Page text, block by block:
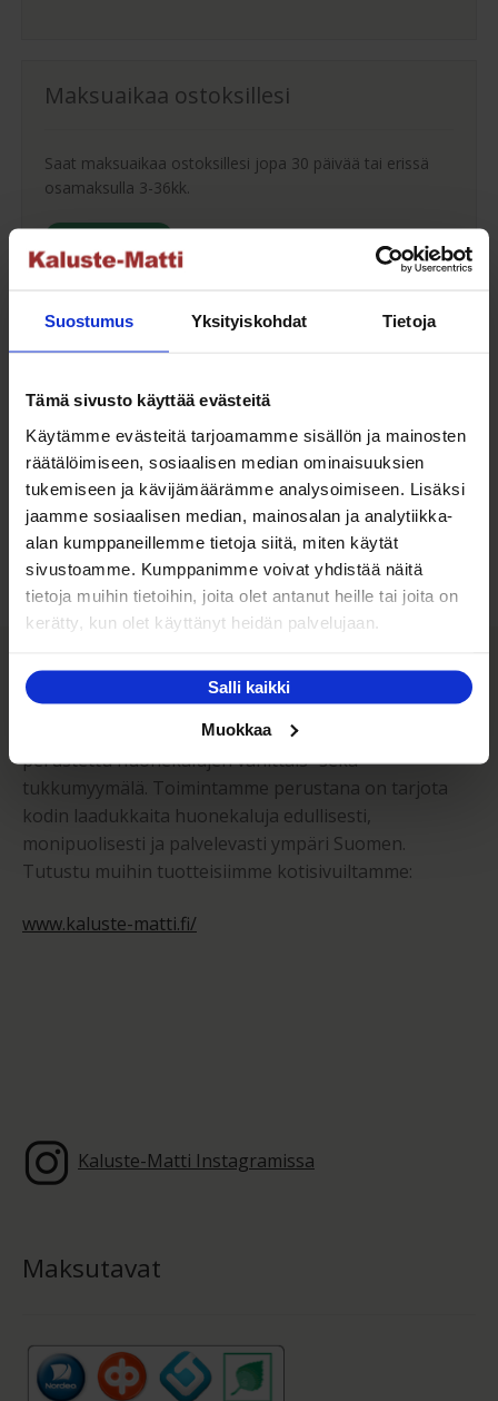
Suostumus Yksityiskohdat Tietoja
Tämä sivusto käyttää evästeitä
Käytämme evästeitä tarjoamamme sisällön ja mainosten
räätälöimiseen, sosiaalisen median ominaisuuksien
tukemiseen ja kävijämäärämme analysoimiseen. Lisäksi
jaamme sosiaalisen median, mainosalan ja analytiikka-
alan kumppaneillemme tietoja siitä, miten käytät
sivustoamme. Kumppanimme voivat yhdistää näitä
tietoja muihin tietoihin, joita olet antanut heille tai joita on
kerätty, kun olet käyttänyt heidän palvelujaan.
Salli kaikki
Muokkaa
Maksuaikaa ostoksillesi
Saat maksuaikaa ostoksillesi jopa 30 päivää tai erissä
osamaksulla 3-36kk.
Oma turvallinen kuljetus
tuotteiden toimitukseen. Saat varmemmin tuotteet
ehjänä perille - ja vieläpä sisäänkannettuna!
Kuljetuksen hinta Suomessa alk. 59€!
Kaluste-Matti Oy on vuonna 1994 perheyrityksenä
perustettu huonekalujen vähittäis- sekä
tukkumyymälä. Toimintamme perustana on tarjota
kodin laadukkaita huonekaluja edullisesti,
monipuolisesti ja palvelevasti ympäri Suomen.
Tutustu muihin tuotteisiimme kotisivuiltamme:
www.kaluste-matti.fi/
Kaluste-Matti Instagramissa
Maksutavat